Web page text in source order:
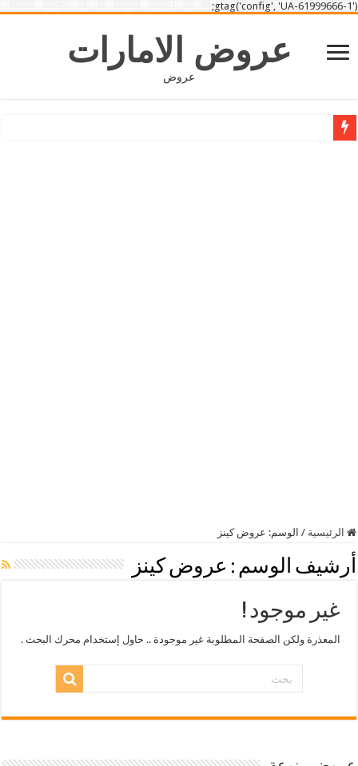
gtag('config', 'UA-61999666-1');
عروض الامارات
عروض
الرئيسية / الوسم: عروض كينز
أرشيف الوسم : عروض كينز
غير موجود !
المعذرة ولكن الصفحة المطلوبة غير موجودة .. حاول إستخدام محرك البحث .